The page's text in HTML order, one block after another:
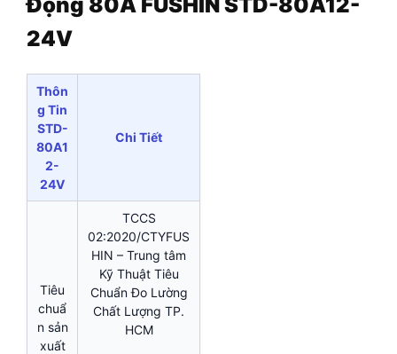
24V
Thôn
g Tin
STD-
80A1
2-
24V
Chi Tiết
Tiêu
chuẩ
n sản
xuất
TCCS
02:2020/CTYFUS
HIN – Trung tâm
Kỹ Thuật Tiêu
Chuẩn Đo Lường
Chất Lượng TP.
HCM